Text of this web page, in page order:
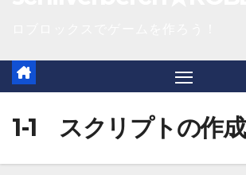
t
t
1-1 スクリプトの作成